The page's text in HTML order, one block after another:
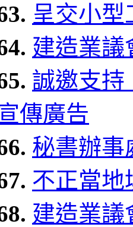
呈交小
建造業議
誠邀支持
傳廣告
秘書辦事
不正當地
建造業議